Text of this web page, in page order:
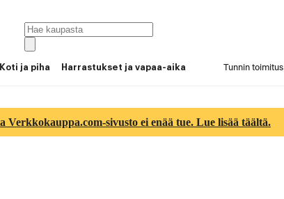
Koti ja piha Harrastukset ja vapaa-aika Tunnin toimitus
Verkkokauppa.com-sivusto ei enää tue. Lue lisää täältä.